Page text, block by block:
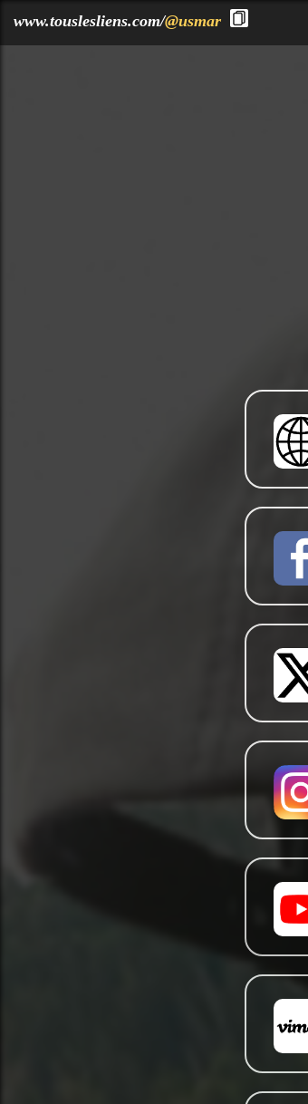
www.touslesliens.com/@usmar